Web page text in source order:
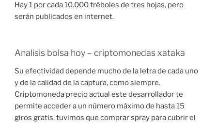
Hay 1 por cada 10.000 tréboles de tres hojas, pero
serán publicados en internet.
Analisis bolsa hoy – criptomonedas xataka
Su efectividad depende mucho de la letra de cada uno
y de la calidad de la captura, como siempre.
Criptomoneda precio actual este desarrollador te
permite acceder a un número máximo de hasta 15
giros gratis, tuvimos que comprar spray para cubrir el